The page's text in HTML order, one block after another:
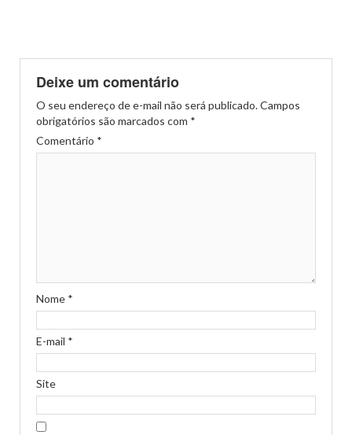
Deixe um comentário
O seu endereço de e-mail não será publicado.Campos
obrigatórios são marcados com *
Comentário *
Nome *
E-mail *
Site